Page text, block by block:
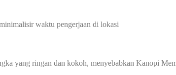
waktu pengerjaan di lokasi
yang ringan dan kokoh, menyebabkan Kanopi